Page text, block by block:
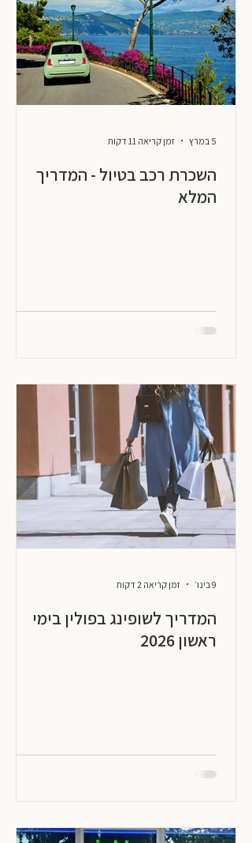
השכרת רכב בטיול - המדריך
המלא
5 במרץ זמן קריאה 11 דקות
המדריך לשופינג בפולין בימי
ראשון 2026
9 בינו׳ זמן קריאה 2 דקות